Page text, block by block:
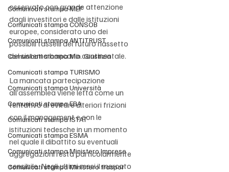
Comunicati stampa MEF
Comunicati stampa CONSOB
Comunicati stampa ANTITRUST
Comunicati stampa Min. Giustizia
Comunicati stampa TURISMO
Comunicati stampa Università
Comunicati stampa EBA
Comunicati stampa ISTAT
Comunicati stampa ESMA
Comunicati stampa Ministero Imprese
Comunicati stampa Ministero traspor
osservato con grande attenzione
dagli investitori e dalle istituzioni
europee, considerato uno dei
possibili tasselli del futuro riassetto
del sistema bancario continentale.
La mancata partecipazione
all’assemblea viene letta come un
tentativo di evitare ulteriori frizioni
con il management e con le
istituzioni tedesche in un momento
nel quale il dibattito su eventuali
aggregazioni resta particolarmente
sensibile. Negli ultimi mesi il mercato